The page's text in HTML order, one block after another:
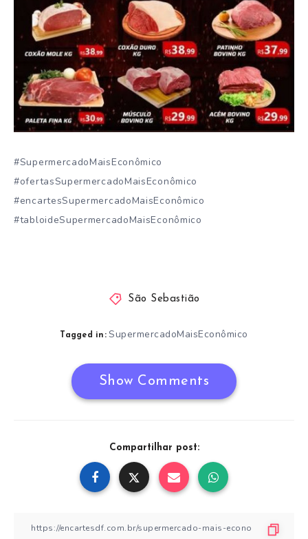
#SupermercadoMaisEconômico
#ofertasSupermercadoMaisEconômico
#encartesSupermercadoMaisEconômico
#tabloideSupermercadoMaisEconômico
São Sebastião
Tagged in: SupermercadoMaisEconômico
Show Comments
Compartilhar post: